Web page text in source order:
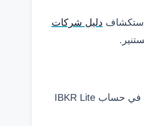
لاستكشاف دليل شركات
أدنى عمولات في الصناعة على الأسهم الأمريكية (صفر عمولة في حساب IBKR Lite